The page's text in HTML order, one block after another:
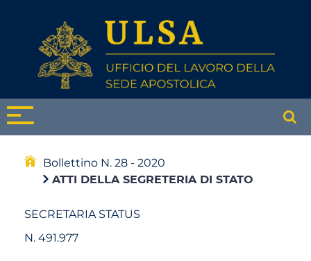
Bollettino N. 28 - 2020
ATTI DELLA SEGRETERIA DI STATO
SECRETARIA STATUS
N. 491.977